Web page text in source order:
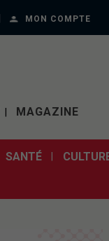
MON COMPTE
MAGAZINE
SANTÉ